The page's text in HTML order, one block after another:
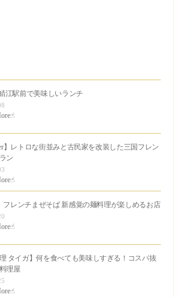
鯖江駅前で美味しいランチ
】レトロな街並みと古民家を改装した三国フレン
ン
】フレンチまぜそば 新感覚の麺料理が楽しめるお店
理 タイガ】何を食べても美味しすぎる！コスパ抜
理屋